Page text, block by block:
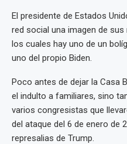
El presidente de Estados
red social una imagen de
los cuales hay uno de un
uno del propio Biden.
Poco antes de dejar la Casa
el indulto a familiares, sino
varios congresistas que
del ataque del 6 de enero de
represalias de Trump.